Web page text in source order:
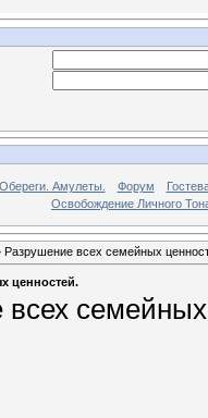
Обереги. Амулеты. Форум
Освобождение Личного
Разрушение всех семейных
ценностей.